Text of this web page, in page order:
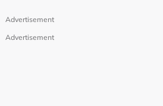
Advertisement
Advertisement